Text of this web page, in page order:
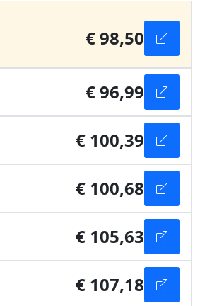
€ 98,50
€ 96,99
€ 100,39
€ 100,68
€ 105,63
€ 107,18